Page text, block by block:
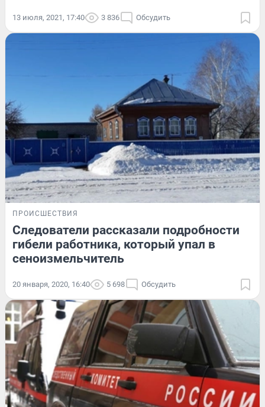
13 июля, 2021, 17:40 3 836 Обсудить
ПРОИСШЕСТВИЯ
Следователи рассказали подробности
гибели работника, который упал в
сеноизмельчитель
20 января, 2020, 16:40 5 698 Обсудить